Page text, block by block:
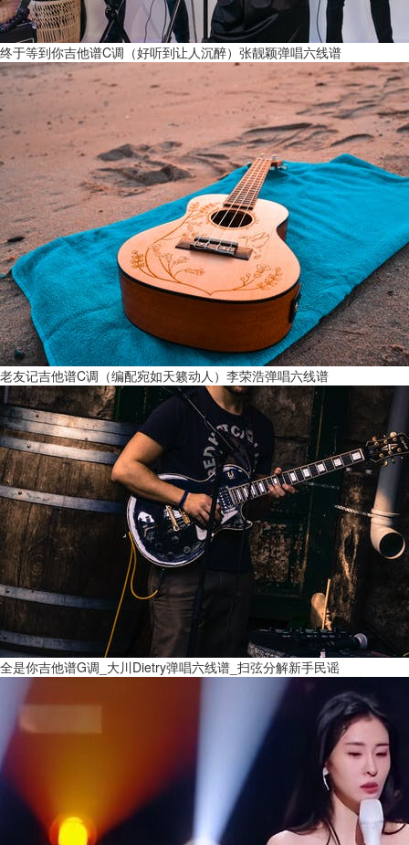
终于等到你吉他谱C调（好听到让人沉醉）张靓颖弹唱六线谱
老友记吉他谱C调（编配宛如天籁动人）李荣浩弹唱六线谱
全是你吉他谱G调_大川Dietry弹唱六线谱_扫弦分解新手民谣